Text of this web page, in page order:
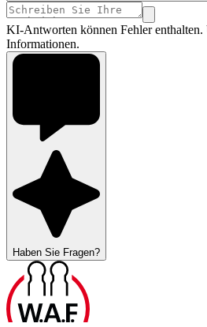
KI-Antworten können Fehler
Informationen.
Haben Sie Fragen?